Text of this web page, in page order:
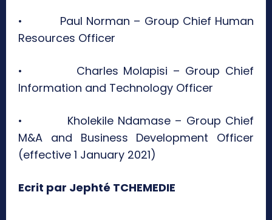
• Paul Norman – Group Chief Human
Resources Officer
• Charles Molapisi – Group Chief
Information and Technology Officer
• Kholekile Ndamase – Group Chief
M&A and Business Development Officer
(effective 1 January 2021)
Ecrit par Jephté TCHEMEDIE